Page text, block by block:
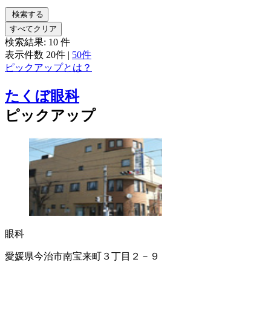
検索する
すべてクリア
検索結果: 10 件
表示件数 20件 | 50件
ピックアップとは？
たくぼ眼科
ピックアップ
眼科
愛媛県今治市南宝来町３丁目２－９